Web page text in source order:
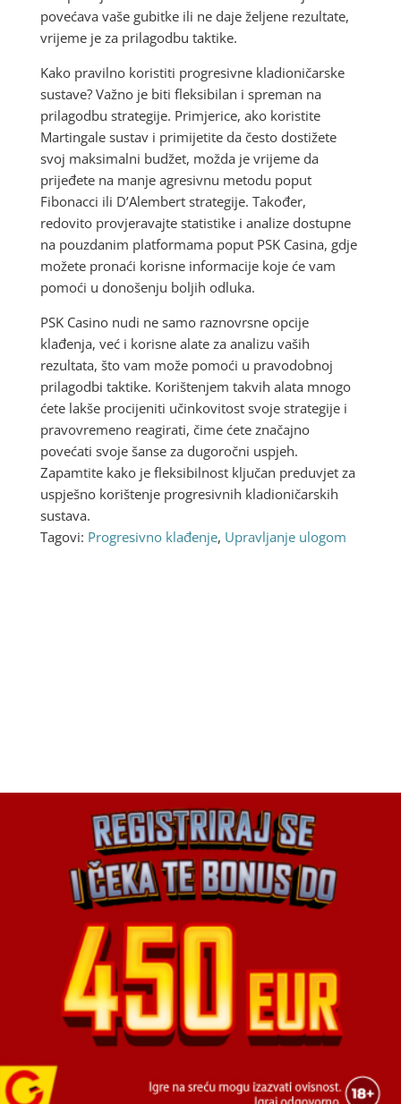
povećava vaše gubitke ili ne daje željene rezultate,
vrijeme je za prilagodbu taktike.
Kako pravilno koristiti progresivne kladioničarske
sustave? Važno je biti fleksibilan i spreman na
prilagodbu strategije. Primjerice, ako koristite
Martingale sustav i primijetite da često dostižete
svoj maksimalni budžet, možda je vrijeme da
prijeđete na manje agresivnu metodu poput
Fibonacci ili D’Alembert strategije. Također,
redovito provjeravajte statistike i analize dostupne
na pouzdanim platformama poput PSK Casina, gdje
možete pronaći korisne informacije koje će vam
pomoći u donošenju boljih odluka.
PSK Casino nudi ne samo raznovrsne opcije
klađenja, već i korisne alate za analizu vaših
rezultata, što vam može pomoći u pravodobnoj
prilagodbi taktike. Korištenjem takvih alata mnogo
ćete lakše procijeniti učinkovitost svoje strategije i
pravovremeno reagirati, čime ćete značajno
povećati svoje šanse za dugoročni uspjeh.
Zapamtite kako je fleksibilnost ključan preduvjet za
uspješno korištenje progresivnih kladioničarskih
sustava.
Tagovi: Progresivno klađenje, Upravljanje ulogom